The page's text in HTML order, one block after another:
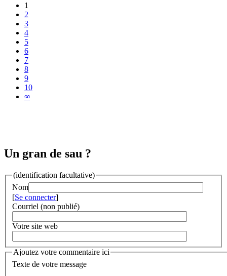
1
2
3
4
5
6
7
8
9
10
∞
Un gran de sau ?
(identification facultative)
Nom
[Se connecter]
Courriel (non publié)
Votre site web
Ajoutez votre commentaire ici
Texte de votre message